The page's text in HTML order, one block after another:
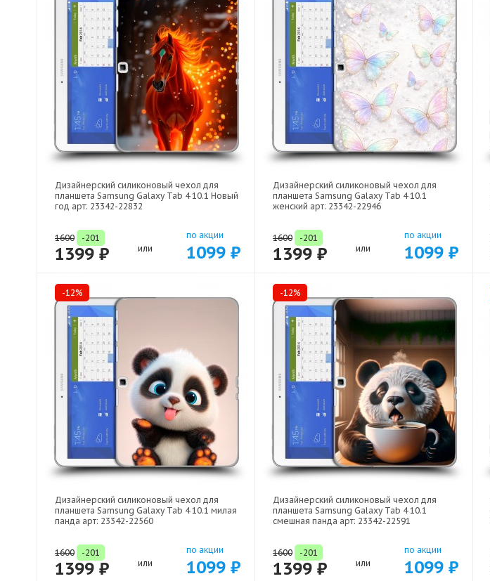
Дизайнерский силиконовый чехол для
планшета Samsung Galaxy Tab 4 10.1 Новый
год арт: 23342-22832
1600 -201
1399 ₽ или
по акции
1099 ₽
Дизайнерский силиконовый чехол для
планшета Samsung Galaxy Tab 4 10.1
женский арт: 23342-22946
1600 -201
1399 ₽ или
по акции
1099 ₽
-12%
Дизайнерский силиконовый чехол для
планшета Samsung Galaxy Tab 4 10.1 милая
панда арт: 23342-22560
1600 -201
1399 ₽ или
по акции
1099 ₽
-12%
Дизайнерский силиконовый чехол для
планшета Samsung Galaxy Tab 4 10.1
смешная панда арт: 23342-22591
1600 -201
1399 ₽ или
по акции
1099 ₽